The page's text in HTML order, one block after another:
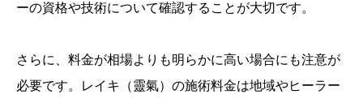
ーの資格や技術について確認することが大切です。
さらに、料金が相場よりも明らかに高い場合にも注意が
必要です。レイキ（靈氣）の施術料金は地域やヒーラー